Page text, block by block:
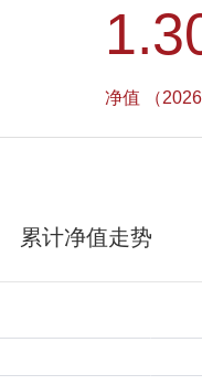
净值 （
累计净值走势